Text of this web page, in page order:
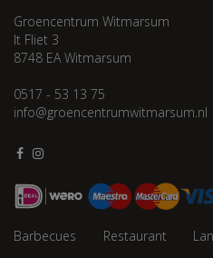
Groencentrum Witmarsum
It Fliet 3
8748 EA Witmarsum
0517 - 53 13 75
info@groencentrumwitmarsum.nl
Barbecues Restaurant